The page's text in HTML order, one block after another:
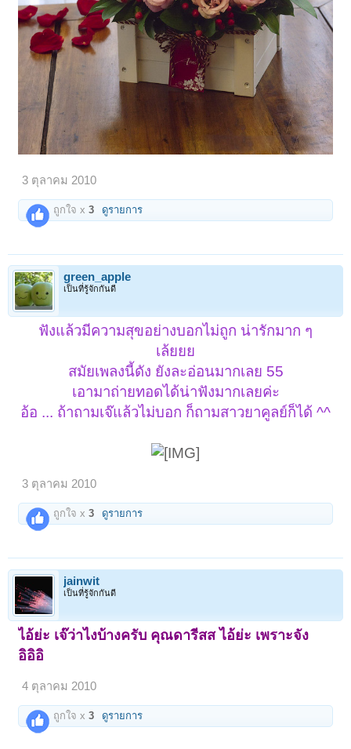
3 ตุลาคม 2010
ถูกใจ x3 ดูรายการ
green_apple
เป็นที่รู้จักกันดี
ฟังแล้วมีความสุขอย่างบอกไม่ถูก น่ารักมาก ๆ
เล้ยยย
สมัยเพลงนี้ดัง ยังละอ่อนมากเลย 55
เอามาถ่ายทอดได้น่าฟังมากเลยค่ะ
อ้อ ... ถ้าถามเจ๊แล้วไม่บอก ก็ถามสาวยาคูลย์ก็ได้ ^^
3 ตุลาคม 2010
ถูกใจ x3 ดูรายการ
jainwit
เป็นที่รู้จักกันดี
ไอ้ย่ะ เจ๊ว่าไงบ้างครับ คุณดารีสส ไอ้ย่ะ เพราะจัง
อิอิอิ
4 ตุลาคม 2010
ถูกใจ x3 ดูรายการ